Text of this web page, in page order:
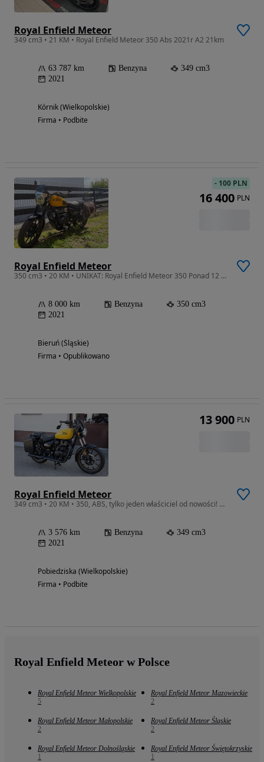
Royal Enfield Meteor
349 cm3 • 21 KM • Royal Enfield Meteor 350 Abs 2021r A2 21km
63 787 km Benzyna
349 cm3
2021
Kórnik (Wielkopolskie)
Firma • Podbite
Royal Enfield Meteor
350 cm3 • 20 KM • UNIKAT: Royal Enfield Meteor 350 Ponad 12 000 PLN w Dodatkach Premium!
8 000 km Benzyna
350 cm3
2021
Bieruń (Śląskie)
Firma • Opublikowano
- 100 PLN
16 400 PLN
Royal Enfield Meteor
349 cm3 • 20 KM • 350, ABS, tylko jeden właściciel od nowości! Niemcy
3 576 km Benzyna
349 cm3
2021
Pobiedziska (Wielkopolskie)
Firma • Podbite
13 900 PLN
Royal Enfield Meteor w Polsce
Royal Enfield Meteor Wielkopolskie
5
Royal Enfield Meteor Mazowieckie
2
Royal Enfield Meteor Małopolskie
2
Royal Enfield Meteor Śląskie
2
Royal Enfield Meteor Dolnośląskie
1
Royal Enfield Meteor Świętokrzyskie
1